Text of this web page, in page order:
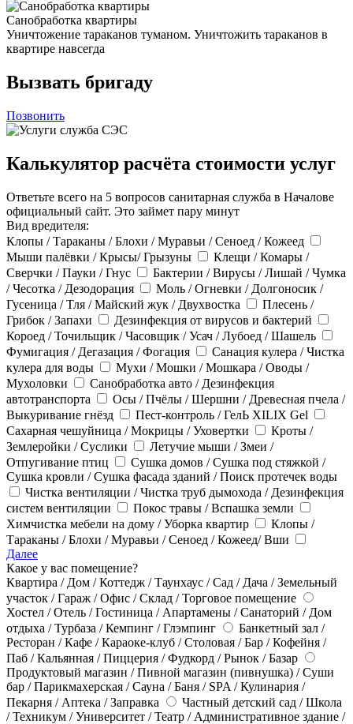
Санобработка квартиры
Уничтожение тараканов туманом. Уничтожить тараканов в
квартире навсегда
Вызвать бригаду
Позвонить
Калькулятор расчёта стоимости услуг
Ответьте всего на 5 вопросов санитарная служба в Началове
официальный сайт. Это займет пару минут
Вид вредителя:
Клопы / Тараканы / Блохи / Муравьи / Сеноед / Кожеед
Мыши палёвки / Крысы/ Грызуны
Клещи / Комары /
Сверчки / Пауки / Гнус
Бактерии / Вирусы / Лишай / Чумка
/ Чесотка / Дезодорация
Моль / Огневки / Долгоносик /
Гусеница / Тля / Майский жук / Двухвостка
Плесень /
Грибок / Запахи
Дезинфекция от вирусов и бактерий
Короед / Точильщик / Часовщик / Усач / Лубоед / Шашель
Фумигация / Дегазация / Фогация
Санация кулера / Чистка
кулера для воды
Мухи / Мошки / Мошкара / Оводы /
Мухоловки
Санобработка авто / Дезинфекция
автотранспорта
Осы / Пчёлы / Шершни / Древесная пчела /
Выкуривание гнёзд
Пест-контроль / ГелЬ XILIX Gel
Сахарная чешуйница / Мокрицы / Уховертки
Кроты /
Землеройки / Суслики
Летучие мыши / Змеи /
Отпугивание птиц
Сушка домов / Сушка под стяжкой /
Сушка кровли / Сушка фасада зданий / Поиск протечек воды
Чистка вентиляции / Чистка труб дымохода / Дезинфекция
систем вентиляции
Покос травы / Вспашка земли
Химчистка мебели на дому / Уборка квартир
Клопы /
Тараканы / Блохи / Муравьи / Сеноед / Кожеед/ Вши
Далее
Какое у вас помещение?
Квартира / Дом / Коттедж / Таунхаус / Сад / Дача / Земельный
участок / Гараж / Офис / Склад / Торговое помещение
Хостел / Отель / Гостиница / Апартамены / Санаторий / Дом
отдыха / Турбаза / Кемпинг / Глэмпинг
Банкетный зал /
Ресторан / Кафе / Караоке-клуб / Столовая / Бар / Кофейня /
Паб / Кальянная / Пиццерия / Фудкорд / Рынок / Базар
Продуктовый магазин / Пивной магазин (пивнушка) / Суши
бар / Парикмахерская / Сауна / Баня / SPA / Кулинария /
Пекарня / Аптека / Заправка
Частный детский сад / Школа
/ Техникум / Университет / Театр / Административное здание /